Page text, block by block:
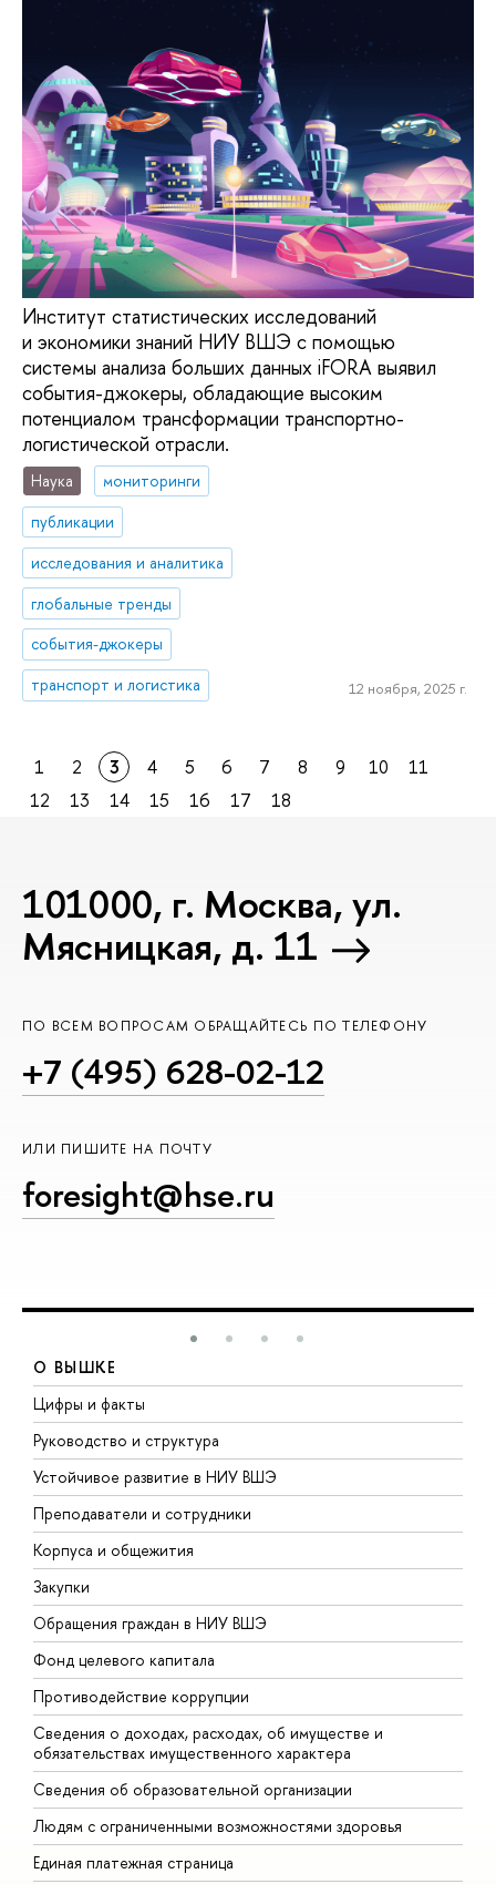
Институт статистических исследований
и экономики знаний НИУ ВШЭ с помощью
системы анализа больших данных iFORA выявил
события-джокеры, обладающие высоким
потенциалом трансформации транспортно-
логистической отрасли.
Наука
мониторинги
публикации
исследования и аналитика
глобальные тренды
события-джокеры
транспорт и логистика
12 ноября, 2025 г.
1 2 3 4 5 6 7 8 9 10
11
12
13 14 15 16 17 18
101000, г. Москва, ул.
Мясницкая, д. 11
ПО ВСЕМ ВОПРОСАМ ОБРАЩАЙТЕСЬ ПО ТЕЛЕФОНУ
+7 (495) 628-02-12
ИЛИ ПИШИТЕ НА ПОЧТУ
foresight@hse.ru
О ВЫШКЕ
Цифры и факты
Руководство и структура
Устойчивое развитие в НИУ ВШЭ
Преподаватели и сотрудники
Корпуса и общежития
Закупки
Обращения граждан в НИУ ВШЭ
Фонд целевого капитала
Противодействие коррупции
Сведения о доходах, расходах, об имуществе и
обязательствах имущественного характера
Сведения об образовательной организации
Людям с ограниченными возможностями здоровья
Единая платежная страница